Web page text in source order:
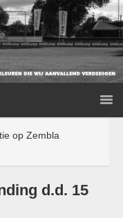
op Zembla
d.d. 15